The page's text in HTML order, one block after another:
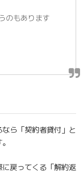
のもあります
ら「契約者貸付」と
戻ってくる「解約返